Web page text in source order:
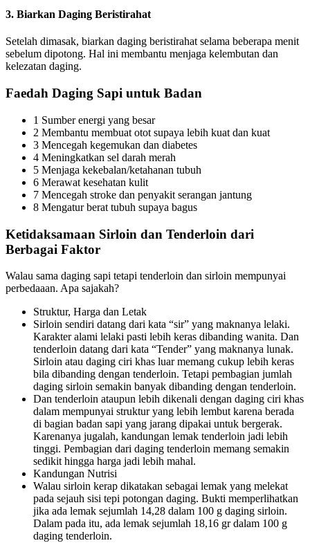
3. Biarkan Daging Beristirahat
Setelah dimasak, biarkan daging beristirahat selama beberapa menit
sebelum dipotong. Hal ini membantu menjaga kelembutan dan
kelezatan daging.
Faedah Daging Sapi untuk Badan
1 Sumber energi yang besar
2 Membantu membuat otot supaya lebih kuat dan kuat
3 Mencegah kegemukan dan diabetes
4 Meningkatkan sel darah merah
5 Menjaga kekebalan/ketahanan tubuh
6 Merawat kesehatan kulit
7 Mencegah stroke dan penyakit serangan jantung
8 Mengatur berat tubuh supaya bagus
Ketidaksamaan Sirloin dan Tenderloin dari
Berbagai Faktor
Walau sama daging sapi tetapi tenderloin dan sirloin mempunyai
perbedaaan. Apa sajakah?
Struktur, Harga dan Letak
Sirloin sendiri datang dari kata “sir” yang maknanya lelaki.
Karakter alami lelaki pasti lebih keras dibanding wanita. Dan
tenderloin datang dari kata “Tender” yang maknanya lunak.
Sirloin atau daging ciri khas luar memang cukup lebih keras
bila dibanding dengan tenderloin. Tetapi pembagian jumlah
daging sirloin semakin banyak dibanding dengan tenderloin.
Dan tenderloin ataupun lebih dikenali dengan daging ciri khas
dalam mempunyai struktur yang lebih lembut karena berada
di bagian badan sapi yang jarang dipakai untuk bergerak.
Karenanya jugalah, kandungan lemak tenderloin jadi lebih
tinggi. Pembagian dari daging tenderloin memang semakin
sedikit hingga harga jadi lebih mahal.
Kandungan Nutrisi
Walau sirloin kerap dikatakan sebagai lemak yang melekat
pada sejauh sisi tepi potongan daging. Bukti memperlihatkan
jika ada lemak sejumlah 14,28 dalam 100 g daging sirloin.
Dalam pada itu, ada lemak sejumlah 18,16 gr dalam 100 g
daging tenderloin.